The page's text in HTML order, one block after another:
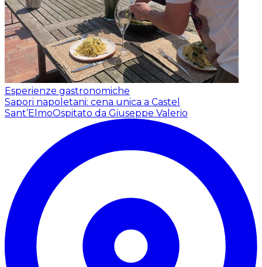
Esperienze gastronomiche
Sapori napoletani: cena unica a Castel
Sant’ElmoOspitato da Giuseppe Valerio